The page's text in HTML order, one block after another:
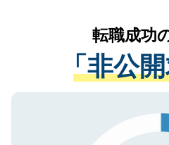
は、個人情報の取り
管理基準を満たした
る、プライバシーマ
で、機密保持に関し
かがいして、現在の
経験をまじえながら
させていただきます
ない方には、長期的
ので、まずはご登録
転職成功
「非公